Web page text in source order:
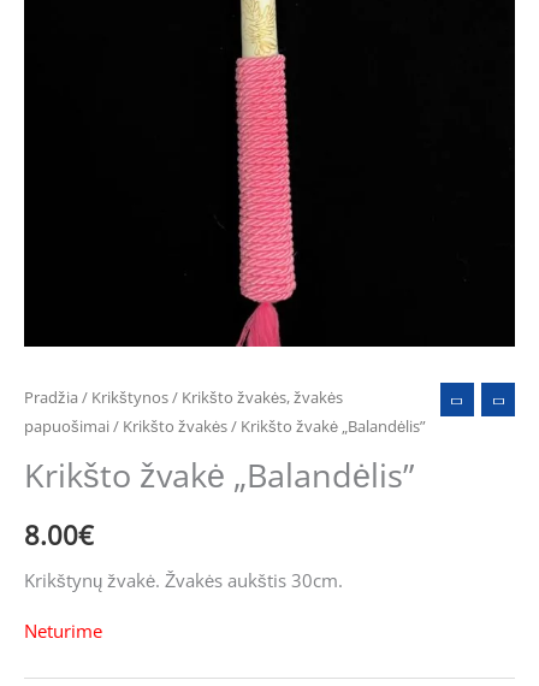
Pradžia / Krikštynos/ Krikšto žvakės, žvakės
papuošimai/ Krikšto žvakės/ Krikšto žvakė „Balandėlis”
Krikšto žvakė „Balandėlis”
8.00€
Krikštynų žvakė. Žvakės aukštis 30cm.
Neturime